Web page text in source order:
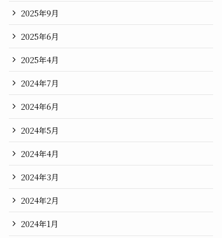
2025年9月
2025年6月
2025年4月
2024年7月
2024年6月
2024年5月
2024年4月
2024年3月
2024年2月
2024年1月